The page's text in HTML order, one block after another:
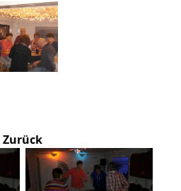
Zurück